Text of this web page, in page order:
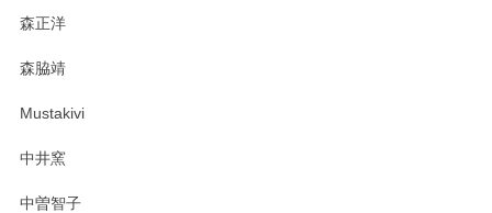
森正洋
森脇靖
Mustakivi
中井窯
中曽智子